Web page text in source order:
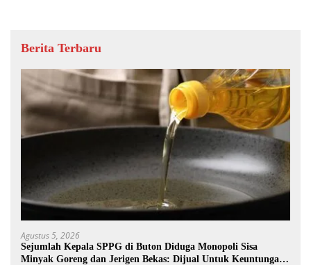
Berita Terbaru
Agustus 5, 2026
Sejumlah Kepala SPPG di Buton Diduga Monopoli Sisa
Minyak Goreng dan Jerigen Bekas: Dijual Untuk Keuntungan